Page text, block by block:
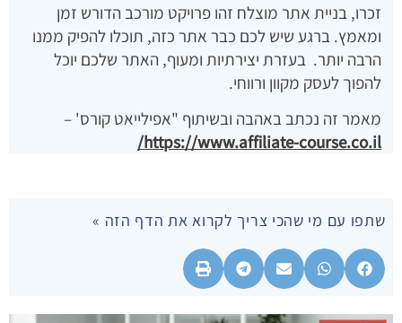
זכרו, בניית אתר מוצלח זהו פרויקט מורכב הדורש זמן
ומאמץ. ברגע שיש לכם כבר אתר כזה, תוכלו להפיק ממנו
הרבה יותר. בעזרת יצירתיות ומעוף, האתר שלכם יוכל
להפוך לעסק מקוון ורווחי.
מאמר זה נכתב באהבה ובשיתוף "אפילייאט קורס' –
https://www.affiliate-course.co.il/
שתפו עם מי שהכי צריך לקרוא את הדף הזה »